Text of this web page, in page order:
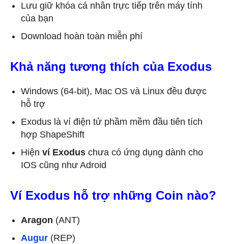
Lưu giữ khóa cá nhân trực tiếp trên máy tính
của bạn
Download hoàn toàn miễn phí
Khả năng tương thích của Exodus
Windows (64-bit), Mac OS và Linux đều được
hỗ trợ
Exodus là ví điện tử phầm mềm đầu tiên tích
hợp ShapeShift
Hiện ví Exodus chưa có ứng dụng dành cho
IOS cũng như Adroid
Ví Exodus hỗ trợ những Coin nào?
Aragon (ANT)
Augur (REP)